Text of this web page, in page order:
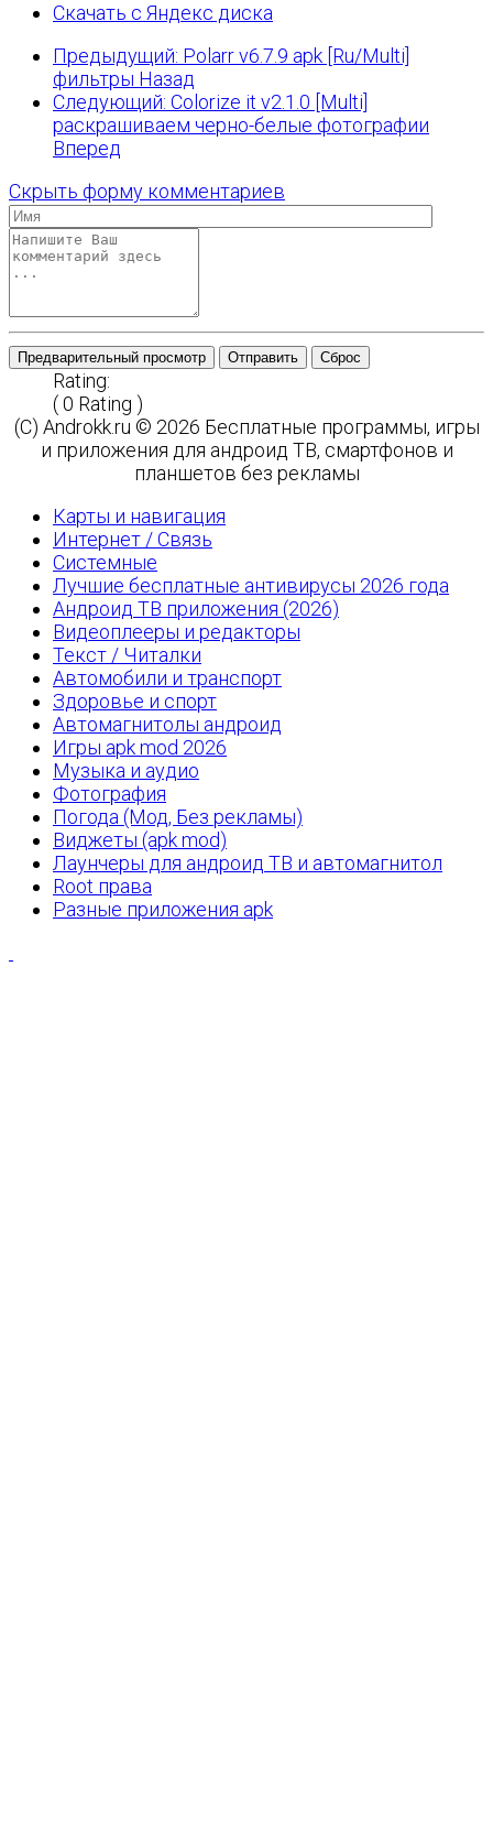
Скачать с Яндекс диска
Предыдущий: Polarr v6.7.9 apk [Ru/Multi]
фильтры Назад
Следующий: Colorize it v2.1.0 [Multi]
раскрашиваем черно-белые фотографии
Вперед
Скрыть форму комментариев
Предварительный просмотр Отправить Сброс
Rating:
( 0 Rating )
(C) Androkk.ru © 2026 Бесплатные программы, игры
и приложения для андроид ТВ, смартфонов и
планшетов без рекламы
Карты и навигация
Интернет / Связь
Системные
Лучшие бесплатные антивирусы 2026 года
Андроид ТВ приложения (2026)
Видеоплееры и редакторы
Текст / Читалки
Автомобили и транспорт
Здоровье и спорт
Автомагнитолы андроид
Игры apk mod 2026
Музыка и аудио
Фотография
Погода (Мод, Без рекламы)
Виджеты (apk mod)
Лаунчеры для андроид ТВ и автомагнитол
Root права
Разные приложения apk